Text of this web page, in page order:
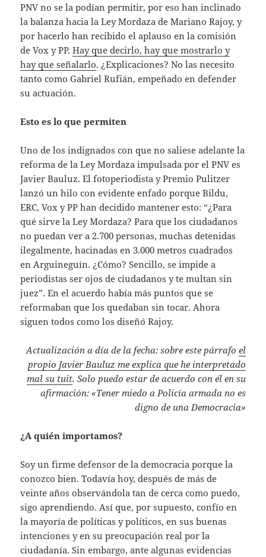
PNV no se la podían permitir, por eso han inclinado
la balanza hacia la Ley Mordaza de Mariano Rajoy, y
por hacerlo han recibido el aplauso en la comisión
de Vox y PP.Hay que decirlo, hay que mostrarlo y
hay que señalarlo. ¿Explicaciones? No las necesito
tanto como Gabriel Rufián, empeñado en defender
su actuación.
Esto es lo que permiten
Uno de los indignados con que no saliese adelante la
reforma de la Ley Mordaza impulsada por el PNV es
Javier Bauluz. El fotoperiodista y Premio Pulitzer
lanzó un hilo con evidente enfado porque Bildu,
ERC, Vox y PP han decidido mantener esto: “¿Para
qué sirve la Ley Mordaza? Para que los ciudadanos
no puedan ver a 2.700 personas, muchas detenidas
ilegalmente, hacinadas en 3.000 metros cuadrados
en Arguineguín. ¿Cómo? Sencillo, se impide a
periodistas ser ojos de ciudadanos y te multan sin
juez”. En el acuerdo había más puntos que se
reformaban que los quedaban sin tocar. Ahora
siguen todos como los diseñó Rajoy.
Actualización a día de la fecha: sobre este párrafo el
propio Javier Bauluz me explica que he interpretado
mal su tuit. Solo puedo estar de acuerdo con él en su
afirmación: «Tener miedo a Policía armada no es
digno de una Democracia»
¿A quién importamos?
Soy un firme defensor de la democracia porque la
conozco bien. Todavía hoy, después de más de
veinte años observándola tan de cerca como puedo,
sigo aprendiendo. Así que, por supuesto, confío en
la mayoría de políticas y políticos, en sus buenas
intenciones y en su preocupación real por la
ciudadanía. Sin embargo, ante algunas evidencias